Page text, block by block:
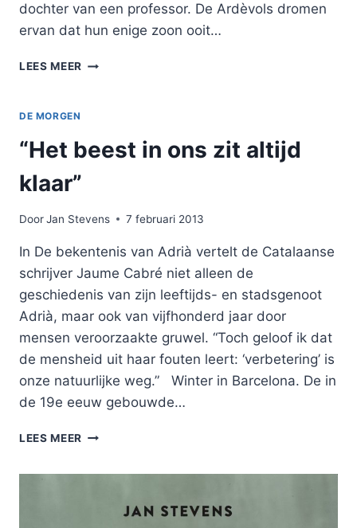
dochter van een professor. De Ardèvols dromen
ervan dat hun enige zoon ooit…
LEES MEER EVIVA
DE MORGEN
“Het beest in ons zit altijd
klaar”
DoorJan Stevens 7 februari 2013
In De bekentenis van Adrià vertelt de Catalaanse
schrijver Jaume Cabré niet alleen de
geschiedenis van zijn leeftijds- en stadsgenoot
Adrià, maar ook van vijfhonderd jaar door
mensen veroorzaakte gruwel. “Toch geloof ik dat
de mensheid uit haar fouten leert: ‘verbetering’ is
onze natuurlijke weg.” Winter in Barcelona. De in
de 19e eeuw gebouwde…
LEES MEER “HET